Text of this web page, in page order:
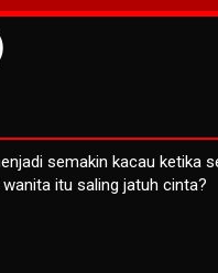
semakin kacau ketika
itu saling jatuh cinta?